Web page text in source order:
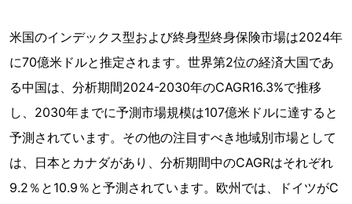
米国のインデックス型および終身型終身保険市場は2024年
に70億米ドルと推定されます。世界第2位の経済大国であ
る中国は、分析期間2024-2030年のCAGR16.3%で推移
し、2030年までに予測市場規模は107億米ドルに達すると
予測されています。その他の注目すべき地域別市場として
は、日本とカナダがあり、分析期間中のCAGRはそれぞれ
9.2％と10.9％と予測されています。欧州では、ドイツがC